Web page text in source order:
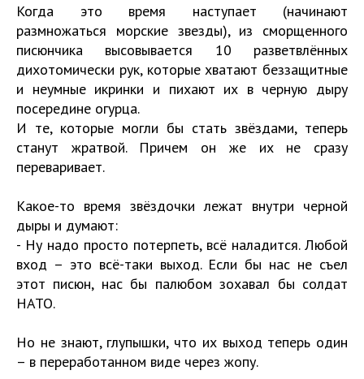
Когда это время наступает (начинают
размножаться морские звезды), из сморщенного
писюнчика высовывается 10 разветвлённых
дихотомически рук, которые хватают беззащитные
и неумные икринки и пихают их в черную дыру
посередине огурца.
И те, которые могли бы стать звёздами, теперь
станут жратвой. Причем он же их не сразу
переваривает.
Какое-то время звёздочки лежат внутри черной
дыры и думают:
- Ну надо просто потерпеть, всё наладится. Любой
вход – это всё-таки выход. Если бы нас не съел
этот писюн, нас бы палюбом зохавал бы солдат
НАТО.
Но не знают, глупышки, что их выход теперь один
– в переработанном виде через жопу.